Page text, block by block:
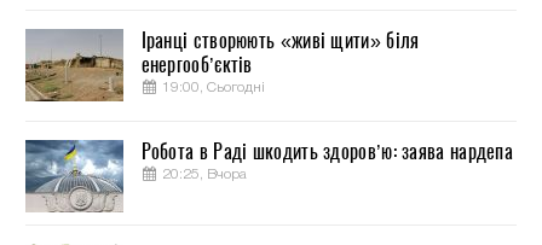
Іранці створюють «живі щити» біля
енергооб’єктів
19:00, Сьогодні
Робота в Раді шкодить здоров’ю: заява нардепа
20:25, Вчора